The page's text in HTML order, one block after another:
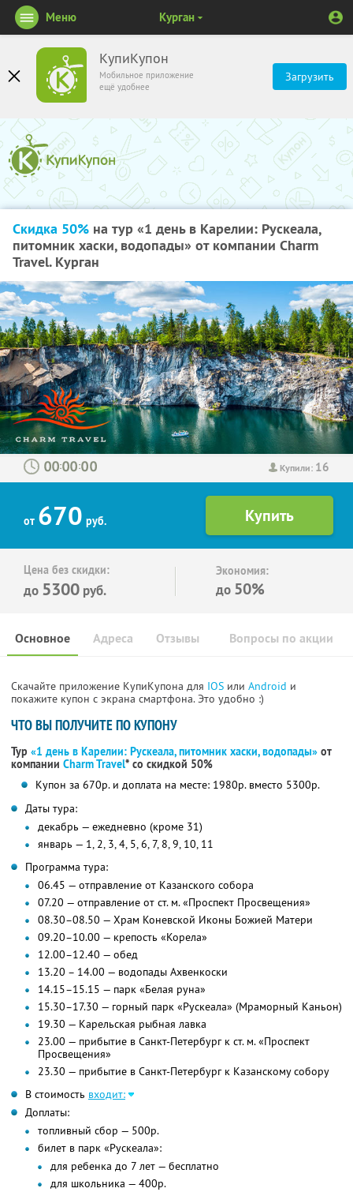
КупиКупон
Мобильное приложение
ещё удобнее
Загрузить
Меню Курган
Скидка 50% на тур «1 день в Карелии: Рускеала,
питомник хаски, водопады» от компании Charm
Travel. Курган
Купили: 16
: :
от 670 руб.
Цена без скидки:
до 5300 руб.
Экономия:
до 50%
Основное Отзывы Вопросы по акции
Адреса
Скачайте приложение КупиКупона для IOS или Android и
покажите купон с экрана смартфона. Это удобно :)
ЧТО ВЫ ПОЛУЧИТЕ ПО КУПОНУ
Тур «1 день в Карелии: Рускеала, питомник хаски, водопады» от
компании Charm Travel* со скидкой 50%
Купон за 670р. и доплата на месте: 1980р. вместо 5300р.
Даты тура:
декабрь — ежедневно (кроме 31)
январь — 1, 2, 3, 4, 5, 6, 7, 8, 9, 10, 11
Программа тура:
06.45 — отправление от Казанского собора
07.20 — отправление от ст. м. «Проспект Просвещения»
08.30–08.50 — Храм Коневской Иконы Божией Матери
09.20–10.00 — крепость «Корела»
12.00–12.40 — обед
13.20 – 14.00 — водопады Ахвенкоски
14.15–15.15 — парк «Белая руна»
15.30–17.30 — горный парк «Рускеала» (Мраморный Каньон)
19.30 — Карельская рыбная лавка
23.00 — прибытие в Санкт-Петербург к ст. м. «Проспект
Просвещения»
23.30 — прибытие в Санкт-Петербург к Казанскому собору
В стоимость входит:
Доплаты:
топливный сбор — 500р.
билет в парк «Рускеала»:
для ребенка до 7 лет — бесплатно
для школьника — 400р.